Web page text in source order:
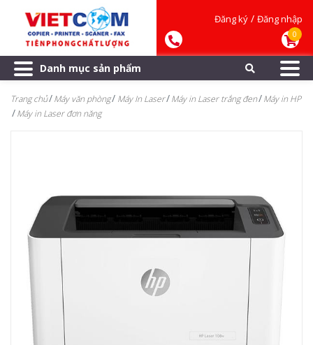
Đăng ký / Đăng nhập
0
Danh mục sản phẩm
Trang chủ Máy văn phòng Máy In Laser Máy in Laser trắng đen Máy in HP
Máy in Laser đơn năng